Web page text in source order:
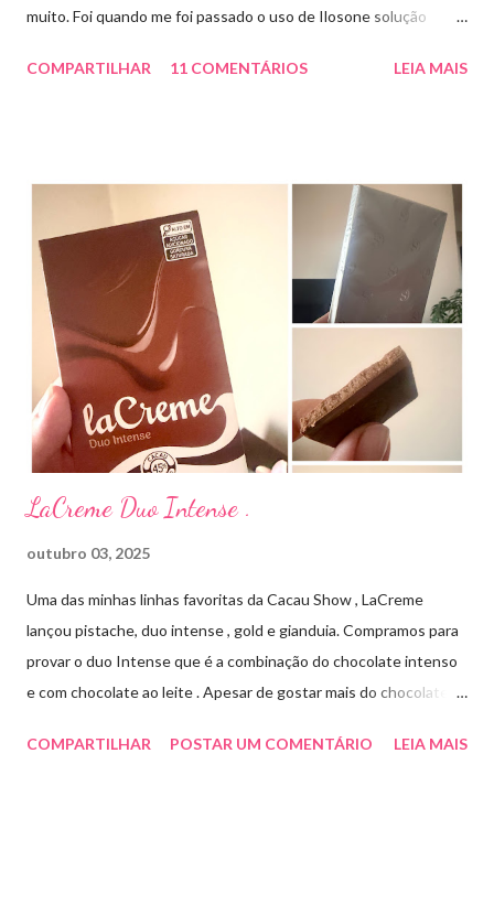
muito. Foi quando me foi passado o uso de Ilosone solução
uma consulta com o dermatologista) O Ilosone é um antibiótico
aplico sobre a acne ( geralmente uso a noite). Informação do
produto: ILOSONE TÓPICO SOLUÇÃO (eritromicina) é um
antibiótico de amplo espectro produzido por uma cepa de
Streptomyces erythraeus. É básico e forma rapidamente sais
com os ácidos. Forma farmacêutica e Apresentação ILOSONE
TÓPICO SOLUÇÃO é apresentado sob a forma líquida em
frascos de 120 ml. USO PEDIÁTRICO E ADULTO. Composição
Cada ml contém: Eritromicina base 20 mg Excipientes q.s....
COMPARTILHAR 11 COMENTÁRIOS LEIA MAIS
LaCreme Duo Intense .
outubro 03, 2025
Uma das minhas linhas favoritas da Cacau Show , LaCreme
lançou pistache, duo intense , gold e gianduia. Compramos para
provar o duo Intense que é a combinação do chocolate intenso
e com chocolate ao leite . Apesar de gostar mais do chocolate
medida certa ( tem sabor e cremosidade ). Preço R$19,99 .
COMPARTILHAR POSTAR UM COMENTÁRIO LEIA MAIS